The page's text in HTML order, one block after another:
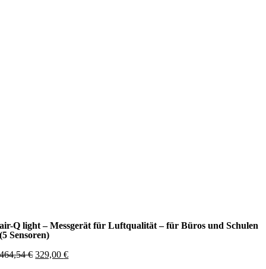
air-Q light – Messgerät für Luftqualität – für Büros und Schulen
(5 Sensoren)
464,54€ U
329,00€A